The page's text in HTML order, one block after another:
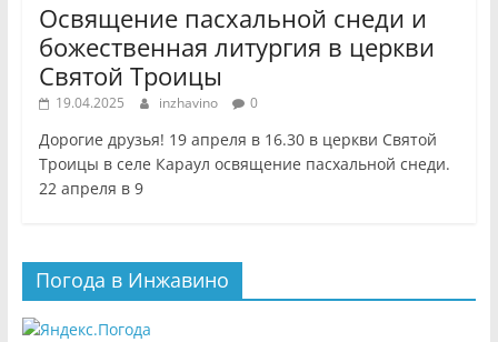
Освящение пасхальной снеди и
божественная литургия в церкви
Святой Троицы
19.04.2025 inzhavino 0
Дорогие друзья! 19 апреля в 16.30 в церкви Святой
Троицы в селе Караул освящение пасхальной снеди.
22 апреля в 9
Погода в Инжавино